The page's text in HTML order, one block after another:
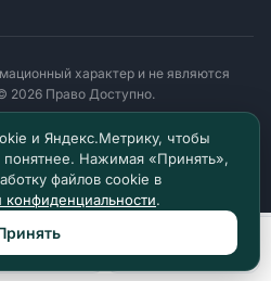
характер и не являются
2026 Право Доступно.
ООО «ЯЛАНЖИ И ПАРТНЕРЫ»
д. 4, помещ. 8н
и Яндекс.Метрику, чтобы
понятнее. Нажимая «Принять»,
файлов cookie в
конфиденциальности.